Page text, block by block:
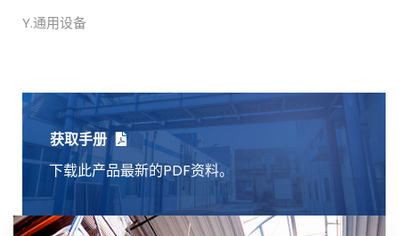
Y.通用设备
获取手册
下载此产品最新的PDF资料。